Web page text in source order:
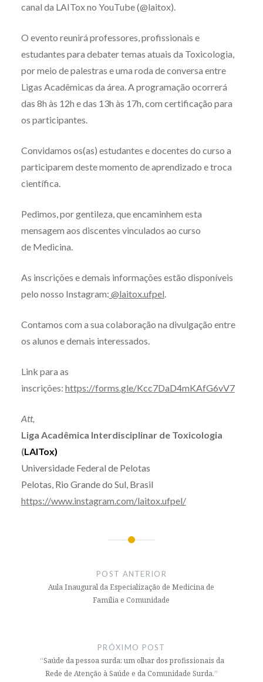
canal da LAITox no YouTube (@laitox).
O evento reunirá professores, profissionais e
estudantes para debater temas atuais da Toxicologia,
por meio de palestras e uma roda de conversa entre
Ligas Acadêmicas da área. A programação ocorrerá
das 8h às 12h e das 13h às 17h, com certificação para
os participantes.
Convidamos os(as) estudantes e docentes do curso a
participarem deste momento de aprendizado e troca
científica.
Pedimos, por gentileza, que encaminhem esta
mensagem aos discentes vinculados ao curso
de Medicina
As inscrições e demais informações estão disponíveis
pelo nosso Instagram: @laitox.ufpel
Contamos com a sua colaboração na divulgação entre
os alunos e demais interessados.
Link para as
inscrições: https://forms.gle/Kcc7DaD4mKAfG6vV7
Att,
Liga Acadêmica Interdisciplinar de Toxicologia
(LAITox)
Universidade Federal de Pelotas
Pelotas, Rio Grande do Sul, Brasil
https://www.instagram.com/laitox.ufpel/
POST ANTERIOR
Aula Inaugural da Especialização de Medicina de
Família e Comunidade
PRÓXIMO POST
“Saúde da pessoa surda: um olhar dos profissionais da
Rede de Atenção à Saúde e da Comunidade Surda.”